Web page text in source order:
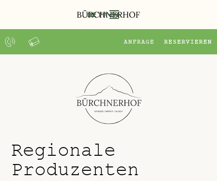
DE FR EN
ANFRAGE RESERVIEREN
Regionale
Produzenten